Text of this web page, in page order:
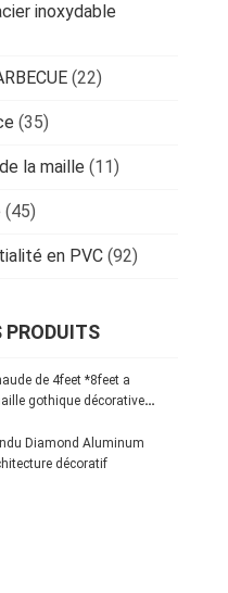
inoxydable
(22)
(35)
la maille (11)
(45)
en PVC (92)
PRODUITS
de 4feet *8feet a
gothique décorative
Diamond Aluminum
décoratif